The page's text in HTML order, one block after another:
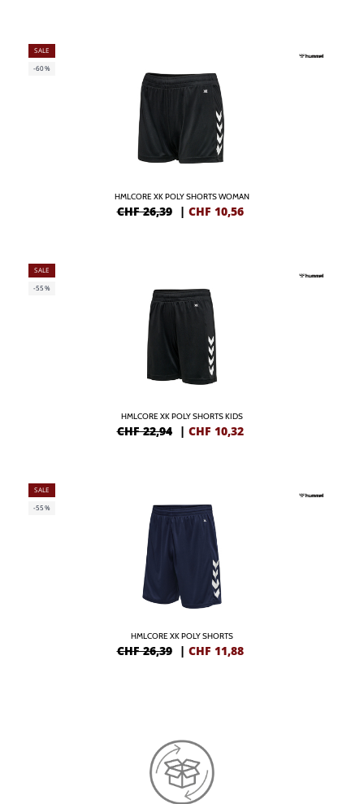
SALE
-60%
HMLCORE XK POLY SHORTS WOMAN
CHF 26,39 | CHF 10,56
SALE
-55%
HMLCORE XK POLY SHORTS KIDS
CHF 22,94 | CHF 10,32
SALE
-55%
HMLCORE XK POLY SHORTS
CHF 26,39 | CHF 11,88